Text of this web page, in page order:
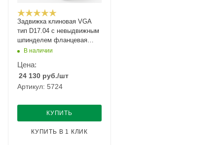
Задвижка клиновая VGA
тип D17.04 с невыдвижным
шпинделем фланцевая
Ду-50 Ру-10/16
В наличии
Цена:
24 130 руб./шт
Артикул: 5724
КУПИТЬ
КУПИТЬ В 1 КЛИК